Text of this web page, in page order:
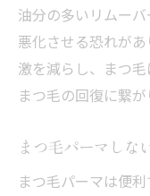
油分の多いリムー
悪化させる恐れが
激を減らし、まつ
まつ毛の回復に繋が
まつ毛パーマしな
まつ毛パーマは便